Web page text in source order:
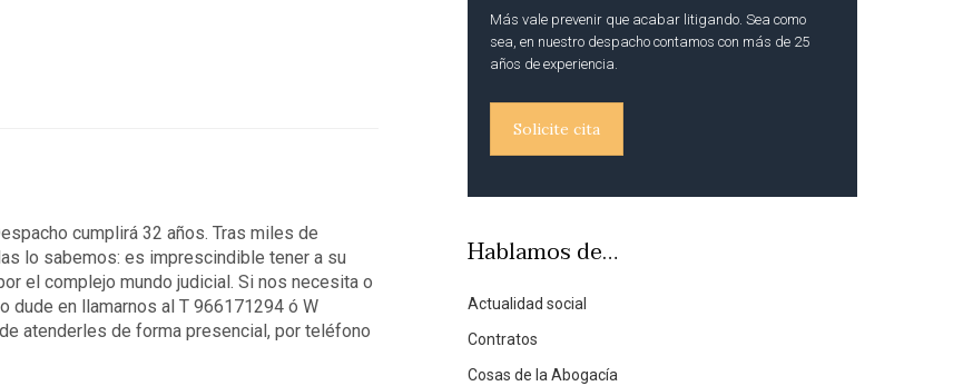
cumplirá 32 años. Tras miles de
lo sabemos: es imprescindible tener a su
el complejo mundo judicial. Si nos necesita o
dude en llamarnos al T 966171294 ó W
atenderles de forma presencial, por teléfono
Más vale prevenir que acabar litigando. Sea como
sea, en nuestro despacho contamos con más de 25
años de experiencia.
Solicite cita
Hablamos de…
Actualidad social
Contratos
Cosas de la Abogacía